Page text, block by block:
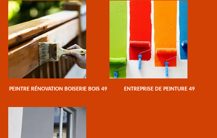
PEINTRE RÉNOVATION BOISERIE BOIS 49 ENTREPRISE DE PEINTURE 49